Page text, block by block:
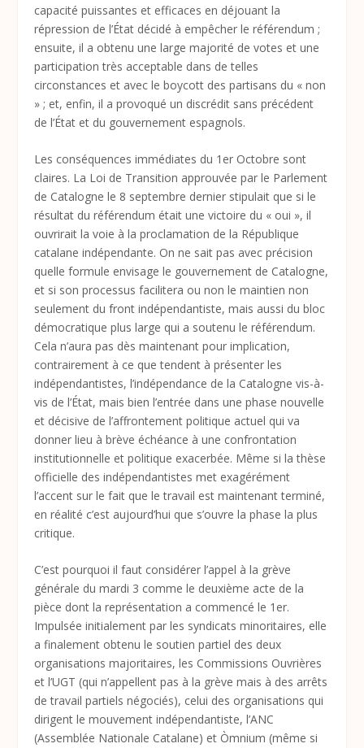
capacité puissantes et efficaces en déjouant la
répression de l’État décidé à empêcher le référendum ;
ensuite, il a obtenu une large majorité de votes et une
participation très acceptable dans de telles
circonstances et avec le boycott des partisans du « non
» ; et, enfin, il a provoqué un discrédit sans précédent
de l’État et du gouvernement espagnols.
Les conséquences immédiates du 1 er Octobre sont
claires. La Loi de Transition approuvée par le Parlement
de Catalogne le 8 septembre dernier stipulait que si le
résultat du référendum était une victoire du « oui », il
ouvrirait la voie à la proclamation de la République
catalane indépendante. On ne sait pas avec précision
quelle formule envisage le gouvernement de Catalogne,
et si son processus facilitera ou non le maintien non
seulement du front indépendantiste, mais aussi du bloc
démocratique plus large qui a soutenu le référendum.
Cela n’aura pas dès maintenant pour implication,
contrairement à ce que tendent à présenter les
indépendantistes, l’indépendance de la Catalogne vis-à-
vis de l’État, mais bien l’entrée dans une phase nouvelle
et décisive de l’affrontement politique actuel qui va
donner lieu à brève échéance à une confrontation
institutionnelle et politique exacerbée. Même si la thèse
officielle des indépendantistes met exagérément
l’accent sur le fait que le travail est maintenant terminé,
en réalité c’est aujourd’hui que s’ouvre la phase la plus
critique.
C’est pourquoi il faut considérer l’appel à la grève
générale du mardi 3 comme le deuxième acte de la
pièce dont la représentation a commencé le 1 er.
Impulsée initialement par les syndicats minoritaires, elle
a finalement obtenu le soutien partiel des deux
organisations majoritaires, les Commissions Ouvrières
et l’UGT (qui n’appellent pas à la grève mais à des arrêts
de travail partiels négociés), celui des organisations qui
dirigent le mouvement indépendantiste, l’ANC
(Assemblée Nationale Catalane) et Òmnium (même si